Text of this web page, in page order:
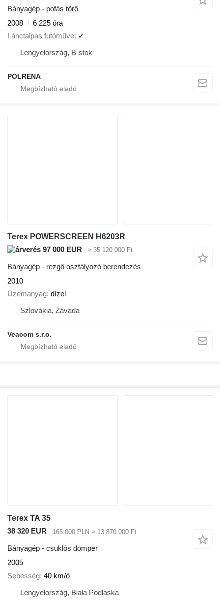
Bányagép - pofás törő
2008
6 225 óra
Lánctalpas futóműve ✓
Lengyelország, B-stok
POLRENA
Terex POWERSCREEN H6203R
97 000 EUR
≈ 35 120 000 Ft
Bányagép - rezgő osztályozó berendezés
2010
Üzemanyag dízel
Szlovákia, Závada
Veacom s.r.o.
Terex TA 35
38 320 EUR
165 000 PLN ≈ 13 870 000 Ft
Bányagép - csuklós dömper
2005
Sebesség 40 km/ó
Lengyelország, Biała Podlaska